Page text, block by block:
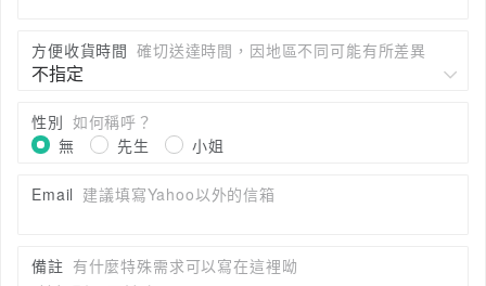
方便收貨時間 確切送達時間，因地區不同可能有所差異
性別 如何稱呼？
無
先生 小姐
Email 建議填寫Yahoo以外的信箱
備註 有什麼特殊需求可以寫在這裡呦